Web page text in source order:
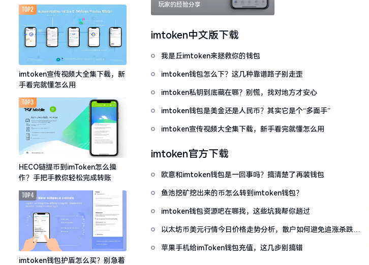
imtoken宣传视频大全集下载，新
手看完就懂怎么用
TOP2
HECO链提币到imToken怎么操
作？手把手教你轻松完成转账
TOP3
imtoken钱包护盾怎么买？别急着
TOP4
玩家的经验分享
imtoken中文版下载
我是丘imtoken来拯救你的钱包
imtoken钱包怎么下？这几种靠谱路子别走歪
imtoken私钥到底藏在哪？别慌，找对地方才安心
imtoken钱包是美金还是人民币？其实它是个“多面手”
imtoken宣传视频大全集下载，新手看完就懂怎么用
imtoken官方下载
欧意和imtoken钱包是一回事吗？搞清楚了再装钱包
鱼池挖矿挖出来的币怎么转到imtoken钱包？
imtoken钱包资源吧在哪找，这些坑我帮你趟过
以太坊币美元行情今日价格走势分析，散户如何避免追涨杀跌被
苹果手机给imToken钱包充值，这几步别搞错